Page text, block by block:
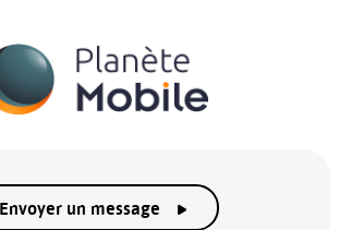
Envoyer un message